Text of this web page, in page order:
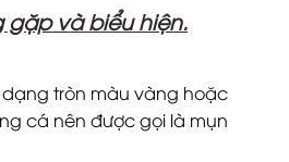
gặp và biểu hiện.
tròn màu vàng hoặc
cá nên được gọi là mụn